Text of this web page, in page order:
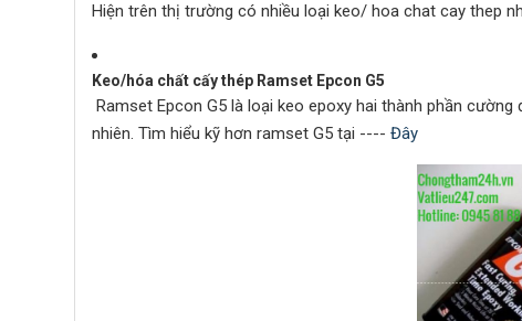
Hiện trên thị trường có nhiều loại keo/ hoa chat cay thep
Keo/hóa chất cấy thép Ramset Epcon G5
Ramset Epcon G5 là loại keo epoxy hai thành phần
nhiên. Tìm hiểu kỹ hơn ramset G5 tại ---- Đây